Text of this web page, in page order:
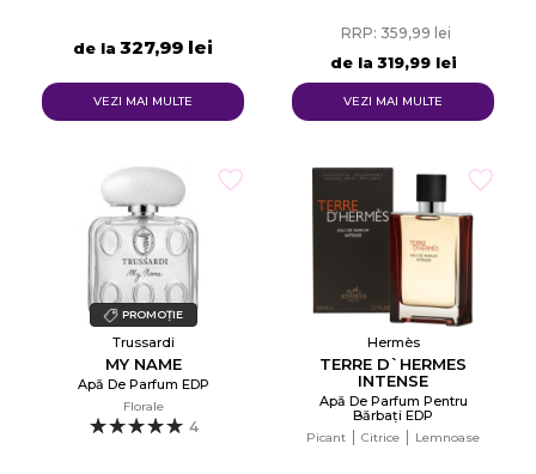
de la 327,99 lei
VEZI MAI MULTE
de la
RRP: 359,99 lei
319,99 lei
VEZI MAI MULTE
PROMOȚIE
Trussardi
MY NAME
Apă De Parfum EDP
Florale
4
Hermès
TERRE D`HERMES
INTENSE
Apă De Parfum Pentru
Bărbați EDP
Picant Citrice Lemnoase